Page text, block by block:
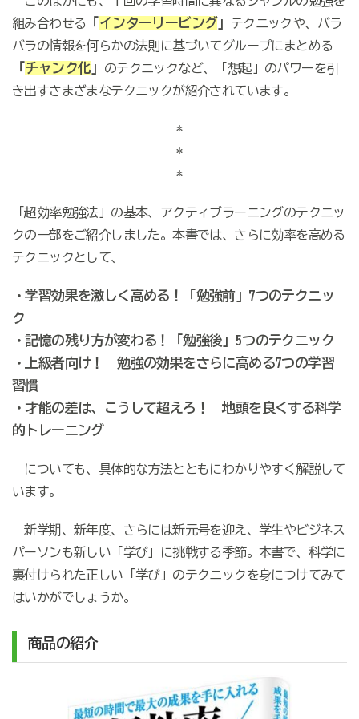
組み合わせる
インターリービング」
テクニックや、バラ
バラの情報を何らかの法則に基づいてグループにまとめる
チャンク化 」
のテクニックなど、「想起」のパワーを引
き出すさまざまなテクニックが紹介されています。
*
*
*
「超効率勉強法」の基本、アクティブラーニングのテクニッ
クの一部をご紹介しました。本書では、さらに効率を高める
テクニックとして、
・学習効果を激しく高める！「勉強前」7つのテクニッ
ク
・記憶の残り方が変わる！「勉強後」5つのテクニック
・上級者向け！ 勉強の効果をさらに高める7つの学習
習慣
・才能の差は、こうして超えろ！ 地頭を良くする科学
的トレーニング
についても、具体的な方法とともにわかりやすく解説して
います。
新学期、新年度、さらには新元号を迎え、学生やビジネス
パーソンも新しい「学び」に挑戦する季節。本書で、科学に
裏付けられた正しい「学び」のテクニックを身につけてみて
はいかがでしょうか。
商品の紹介